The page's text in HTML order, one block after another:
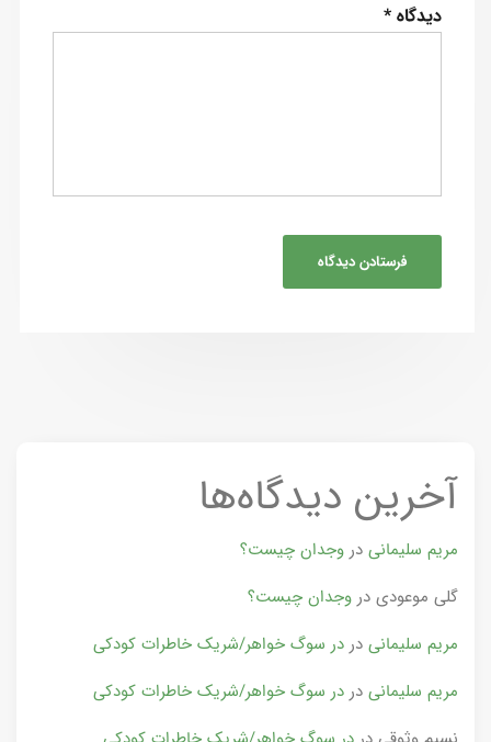
دیدگاه*
آخرین دیدگاه‌ها
مریم سلیمانی در وجدان چیست؟
گلی موعودی در وجدان چیست؟
مریم سلیمانی در در سوگ خواهر/شریک خاطرات کودکی
مریم سلیمانی در در سوگ خواهر/شریک خاطرات کودکی